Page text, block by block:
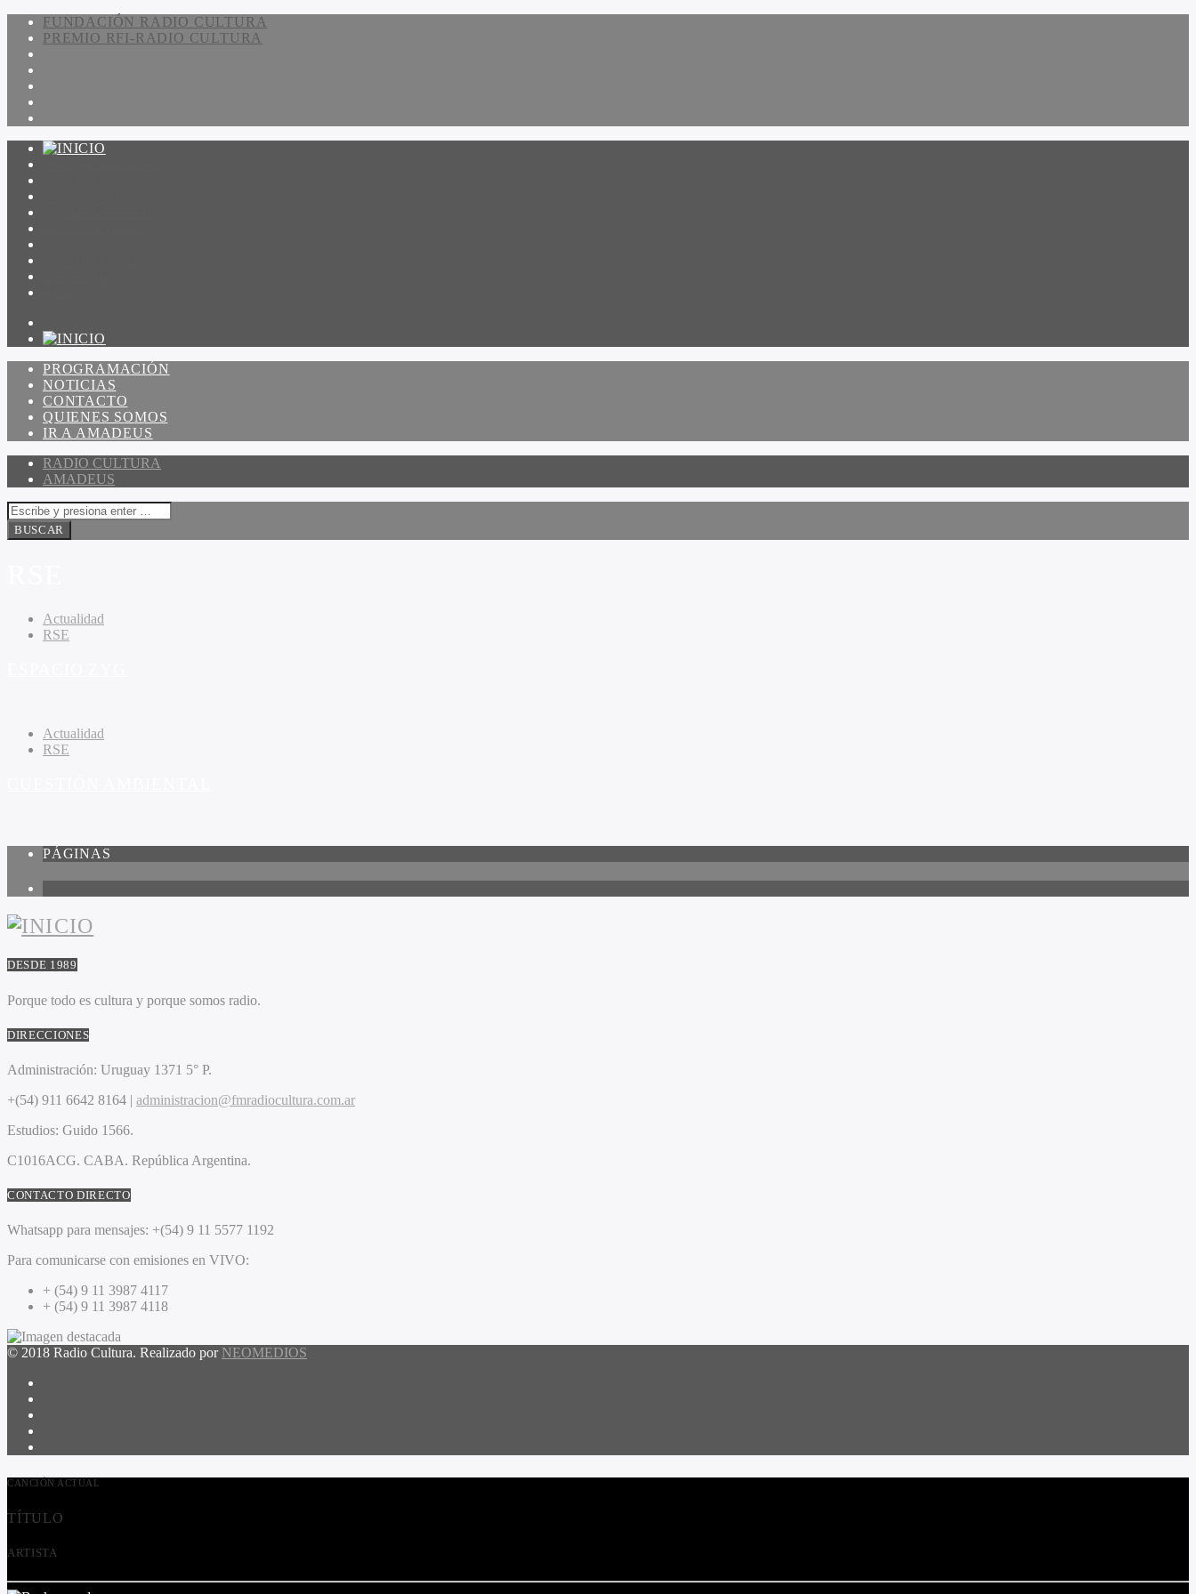
FUNDACIÓN RADIO CULTURA
PREMIO RFI-RADIO CULTURA
PROGRAMACIÓN
NOTICIAS
CONTACTO
QUIENES SOMOS
IR A AMADEUS
RADIO CULTURA
AMADEUS
Actualidad
RSE
Actualidad
RSE
PÁGINAS
DESDE 1989
Porque todo es cultura y porque somos radio.
DIRECCIONES
Administración: Uruguay 1371 5° P.
+(54) 911 6642 8164 | administracion@fmradiocultura.com.ar
Estudios: Guido 1566.
C1016ACG. CABA. República Argentina.
CONTACTO DIRECTO
Whatsapp para mensajes: +(54) 9 11 5577 1192
Para comunicarse con emisiones en VIVO:
+ (54) 9 11 3987 4117
+ (54) 9 11 3987 4118
© 2018 Radio Cultura. Realizado por NEOMEDIOS
CANCIÓN ACTUAL
TÍTULO
ARTISTA